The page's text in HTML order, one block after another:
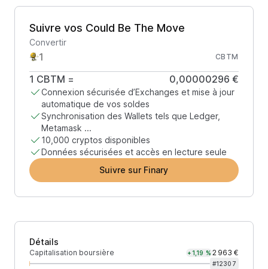
Suivre vos Could Be The Move
Convertir
CBTM
1 CBTM = 0,00000296 €
Connexion sécurisée d’Exchanges et mise à jour
automatique de vos soldes
Synchronisation des Wallets tels que Ledger,
Metamask ...
10,000 cryptos disponibles
Données sécurisées et accès en lecture seule
Suivre sur Finary
Détails
Capitalisation boursière +1,19 % 2 963 €
#12307